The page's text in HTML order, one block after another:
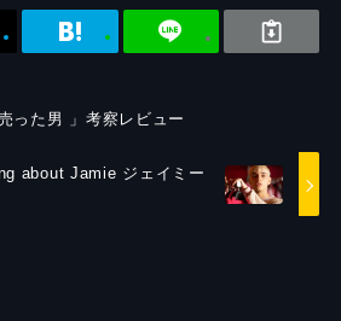
った男 」考察レビュー
about Jamie ジェイミー